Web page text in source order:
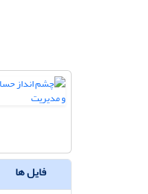
فایل ها